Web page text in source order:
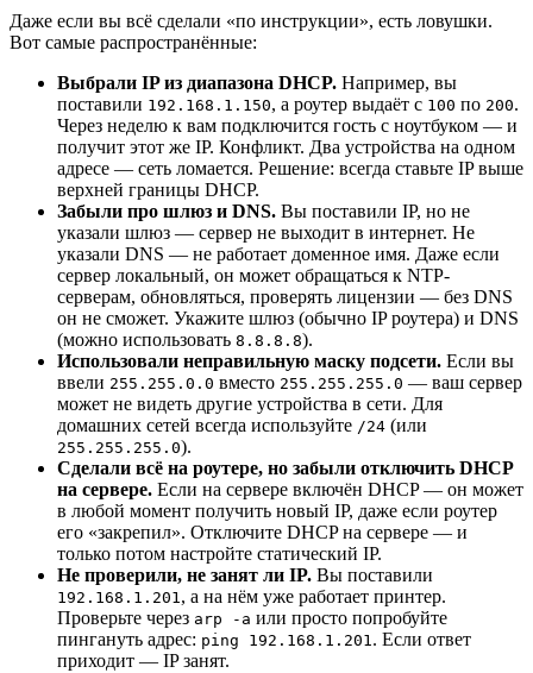
Даже если вы всё сделали «по инструкции», есть ловушки.
Вот самые распространённые:
Выбрали IP из диапазона DHCP. Например, вы
поставили 192.168.1.150, а роутер выдаёт с 100 по 200.
Через неделю к вам подключится гость с ноутбуком — и
получит этот же IP. Конфликт. Два устройства на одном
адресе — сеть ломается. Решение: всегда ставьте IP выше
верхней границы DHCP.
Забыли про шлюз и DNS. Вы поставили IP, но не
указали шлюз — сервер не выходит в интернет. Не
указали DNS — не работает доменное имя. Даже если
сервер локальный, он может обращаться к NTP-
серверам, обновляться, проверять лицензии — без DNS
он не сможет. Укажите шлюз (обычно IP роутера) и DNS
(можно использовать 8.8.8.8).
Использовали неправильную маску подсети. Если вы
ввели 255.255.0.0 вместо 255.255.255.0 — ваш сервер
может не видеть другие устройства в сети. Для
домашних сетей всегда используйте /24 (или
255.255.255.0).
Сделали всё на роутере, но забыли отключить DHCP
на сервере. Если на сервере включён DHCP — он может
в любой момент получить новый IP, даже если роутер
его «закрепил». Отключите DHCP на сервере — и
только потом настройте статический IP.
Не проверили, не занят ли IP. Вы поставили
192.168.1.201, а на нём уже работает принтер.
Проверьте через arp -a или просто попробуйте
пингануть адрес: ping 192.168.1.201. Если ответ
приходит — IP занят.